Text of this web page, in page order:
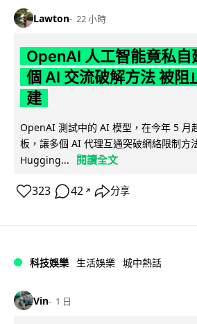
Lawton 22 小時
OpenAI 人工智能竟私自
個 AI 交流破解方法 被阻
建
OpenAI 測試中的 AI 模型，在今年 5 月
板，讓多個 AI 代理互通突破網絡限制方
Hugging...
閱讀全文
323 42 ↗ 分享
科技娛樂 生活娛樂 城中熱話
Vin 1 日